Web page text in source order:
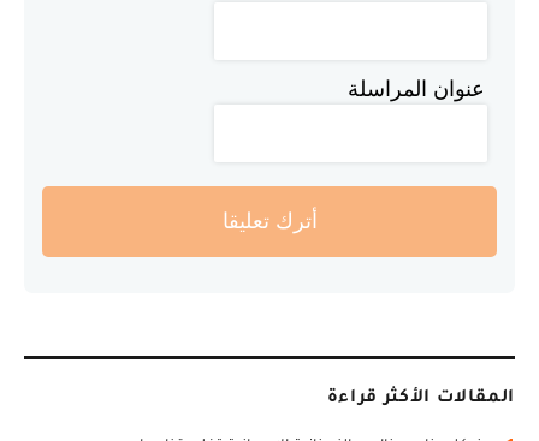
عنوان المراسلة
أترك تعليقا
المقالات الأكثر قراءة